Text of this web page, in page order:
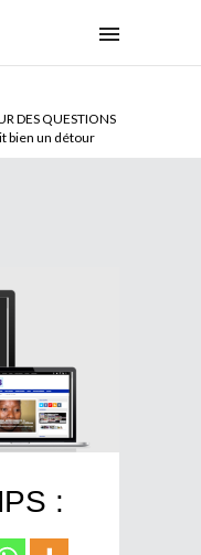
DES QUESTIONS
bien un détour
: